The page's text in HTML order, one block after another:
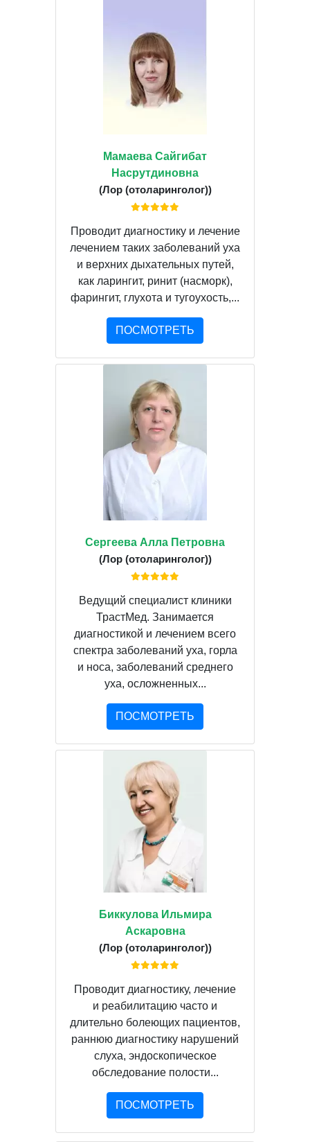
Мамаева Сайгибат
Насрутдиновна
(Лор (отоларинголог))
Проводит диагностику и лечение
лечением таких заболеваний уха
и верхних дыхательных путей,
как ларингит, ринит (насморк),
фарингит, глухота и тугоухость,...
ПОСМОТРЕТЬ
Сергеева Алла Петровна
(Лор (отоларинголог))
Ведущий специалист клиники
ТрастМед. Занимается
диагностикой и лечением всего
спектра заболеваний уха, горла
и носа, заболеваний среднего
уха, осложненных...
ПОСМОТРЕТЬ
Биккулова Ильмира
Аскаровна
(Лор (отоларинголог))
Проводит диагностику, лечение
и реабилитацию часто и
длительно болеющих пациентов,
раннюю диагностику нарушений
слуха, эндоскопическое
обследование полости...
ПОСМОТРЕТЬ